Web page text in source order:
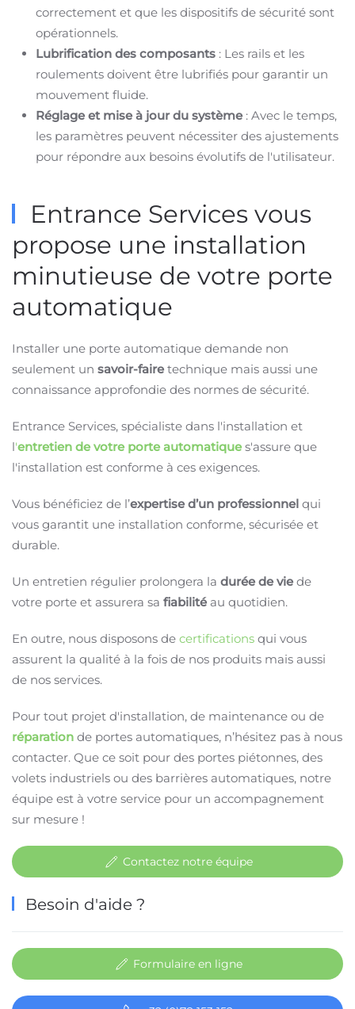
correctement et que les dispositifs de sécurité sont
opérationnels.
Lubrification des composants : Les rails et les
roulements doivent être lubrifiés pour garantir un
mouvement fluide.
Réglage et mise à jour du système : Avec le temps,
les paramètres peuvent nécessiter des ajustements
pour répondre aux besoins évolutifs de l'utilisateur.
Entrance Services vous
propose une installation
minutieuse de votre porte
automatique
Installer une porte automatique demande non
seulement un savoir-faire technique mais aussi une
connaissance approfondie des normes de sécurité.
Entrance Services, spécialiste dans l'installation et
l'entretien de votre porte automatique s'assure que
l'installation est conforme à ces exigences.
Vous bénéficiez de l’expertise d’un professionnel qui
vous garantit une installation conforme, sécurisée et
durable.
Un entretien régulier prolongera la durée de vie de
votre porte et assurera sa fiabilité au quotidien.
En outre, nous disposons de certifications qui vous
assurent la qualité à la fois de nos produits mais aussi
de nos services.
Pour tout projet d'installation, de maintenance ou de
réparation de portes automatiques, n’hésitez pas à nous
contacter. Que ce soit pour des portes piétonnes, des
volets industriels ou des barrières automatiques, notre
équipe est à votre service pour un accompagnement
sur mesure !
Contactez notre équipe
Besoin d'aide ?
Formulaire en ligne